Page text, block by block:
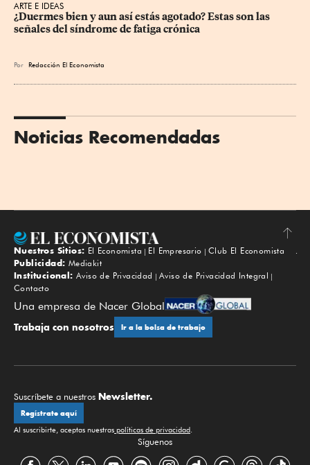
ARTE E IDEAS
¿Duermes bien y aun así estás agotado? Estas son las
señales del síndrome de fatiga crónica
Por Redacción El Economista
Noticias Recomendadas
Subir
Nuestros Sitios: El Economista El Empresario
Club El Economista
Publicidad: Mediakit
Institucional: Aviso de Privacidad
Aviso de Privacidad Integral
Contacto
Una empresa de Nacer Global
Trabaja con nosotros Ir a la bolsa de trabajo
Suscríbete a nuestros Newsletter.
Regístrate aquí
Al suscribirte, aceptas nuestras políticas de privacidad.
Síguenos